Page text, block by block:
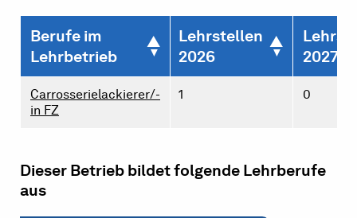
Berufe im
Lehrbetrieb
Lehrstellen
2026
2027
Carrosserielackierer/-
in FZ
1 0
Dieser Betrieb bildet folgende Lehrberufe
aus